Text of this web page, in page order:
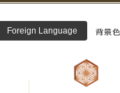
Foreign Language